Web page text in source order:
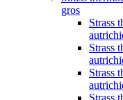
gros
Strass
Strass
Strass
Strass